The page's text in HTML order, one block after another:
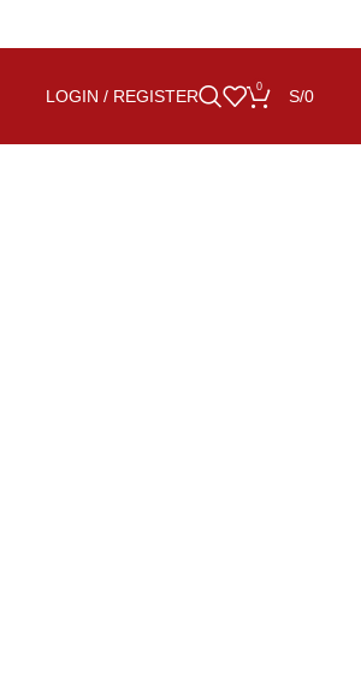
LOGIN / REGISTER 0 S/0